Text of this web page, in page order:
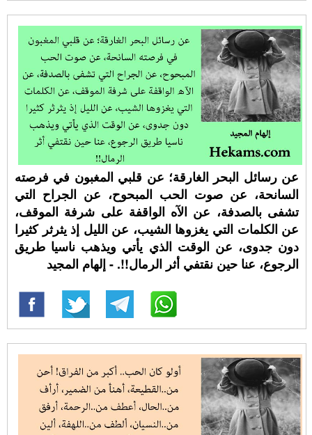
عن رسائل البحر الغارقة؛ عن قلبي المغبون في فرصته
السانحة، عن صوت الحب المبحوح، عن الجراح التي
تشفى بالصدفة، عن الآه الواقفة على شرفة الموقف،
عن الكلمات التي يغزوها الشيب، عن الليل إذ يثرثر كثيرا
دون جدوى، عن الوقت الذي يأتي ويذهب ناسيا طريق
الرجوع، عنا حين نقتفي أثر الرمال!!. - إلهام المجيد